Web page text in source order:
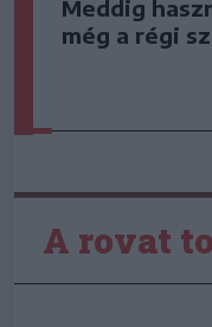
Meddig
még a régi
A rovat